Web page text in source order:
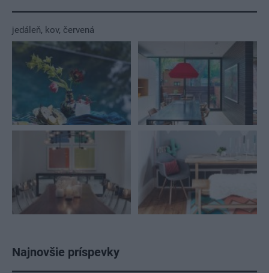
jedáleň, kov, červená
Najnovšie príspevky